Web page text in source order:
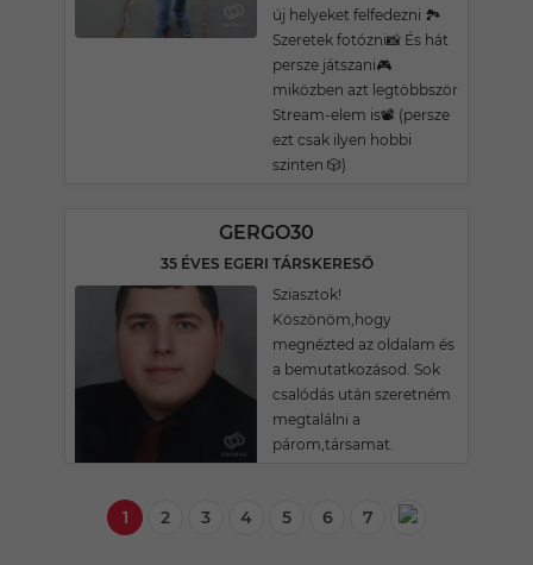
új helyeket felfedezni 🏞️
Szeretek fotózni📸 És hát
persze játszani🎮
miközben azt legtöbbször
Stream-elem is📽️ (persze
ezt csak ilyen hobbi
szinten 🎲)
GERGO30
35 ÉVES EGERI TÁRSKERESŐ
Sziasztok!
Köszönöm,hogy
megnézted az oldalam és
a bemutatkozásod. Sok
csalódás után szeretném
megtalálni a
párom,társamat.
1 2 3 4 5 6 7